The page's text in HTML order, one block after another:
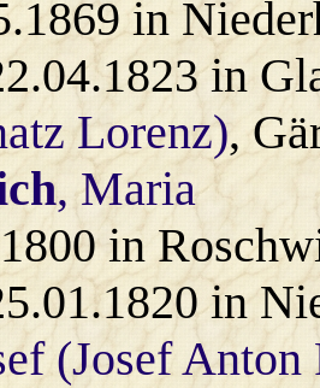
in
in
Lorenz),
, Maria
in
in
(Josef